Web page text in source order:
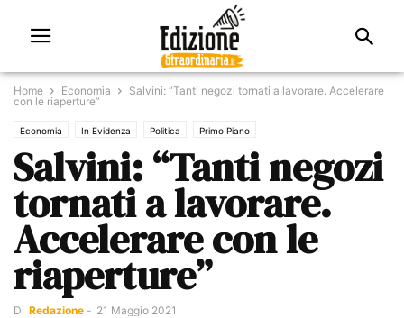
Home Economia
Salvini: “Tanti negozi tornati a lavorare. Accelerare
con le riaperture”
Economia In Evidenza Politica Primo Piano
Salvini: “Tanti negozi
tornati a lavorare.
Accelerare con le
riaperture”
Di Redazione - 21 Maggio 2021